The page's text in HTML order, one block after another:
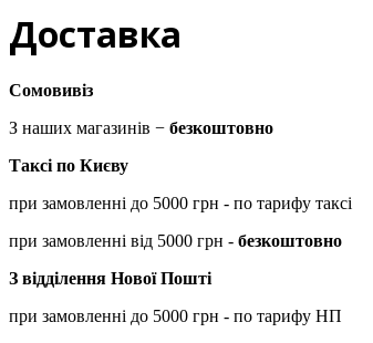
Доставка
Сомовивіз
З наших магазинів − безкоштовно
Таксі по Києву
при замовленні до 5000 грн - по тарифу таксі
при замовленні від 5000 грн - безкоштовно
З відділення Нової Пошті
при замовленні до 5000 грн - по тарифу НП